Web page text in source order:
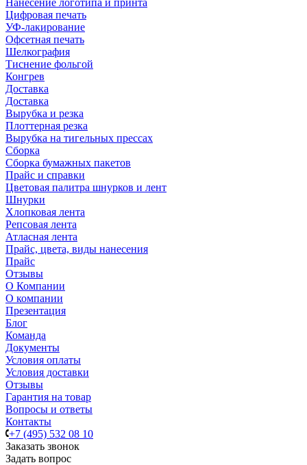
Нанесение логотипа и принта
Цифровая печать
УФ-лакирование
Офсетная печать
Шелкография
Тиснение фольгой
Конгрев
Доставка
Доставка
Вырубка и резка
Плоттерная резка
Вырубка на тигельных прессах
Сборка
Сборка бумажных пакетов
Прайс и справки
Цветовая палитра шнурков и лент
Шнурки
Хлопковая лента
Репсовая лента
Атласная лента
Прайс, цвета, виды нанесения
Прайс
Отзывы
О Компании
О компании
Презентация
Блог
Команда
Документы
Условия оплаты
Условия доставки
Отзывы
Гарантия на товар
Вопросы и ответы
Контакты
+7 (495) 532 08 10
Заказать звонок
Задать вопрос